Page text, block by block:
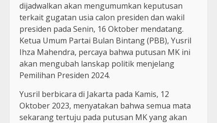
dijadwalkan akan mengumumkan keputusan
terkait gugatan usia calon presiden dan wakil
presiden pada Senin, 16 Oktober mendatang.
Ketua Umum Partai Bulan Bintang (PBB), Yusril
Ihza Mahendra, percaya bahwa putusan MK ini
akan mengubah lanskap politik menjelang
Pemilihan Presiden 2024.
Yusril berbicara di Jakarta pada Kamis, 12
Oktober 2023, menyatakan bahwa semua mata
sekarang tertuju pada putusan MK yang akan